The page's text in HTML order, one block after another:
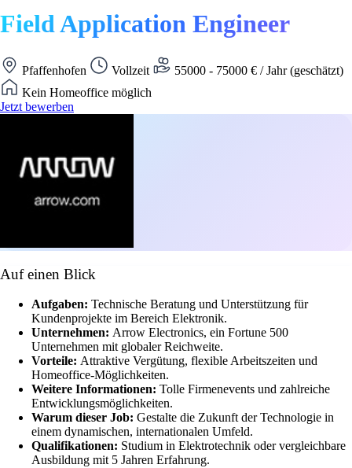
Field Application Engineer
Pfaffenhofen Vollzeit
55000 - 75000 € / Jahr (geschätzt)
Kein Homeoffice möglich
Jetzt bewerben
Auf einen Blick
Aufgaben: Technische Beratung und Unterstützung für
Kundenprojekte im Bereich Elektronik.
Unternehmen: Arrow Electronics, ein Fortune 500
Unternehmen mit globaler Reichweite.
Vorteile: Attraktive Vergütung, flexible Arbeitszeiten und
Homeoffice-Möglichkeiten.
Weitere Informationen: Tolle Firmenevents und zahlreiche
Entwicklungsmöglichkeiten.
Warum dieser Job: Gestalte die Zukunft der Technologie in
einem dynamischen, internationalen Umfeld.
Qualifikationen: Studium in Elektrotechnik oder vergleichbare
Ausbildung mit 5 Jahren Erfahrung.